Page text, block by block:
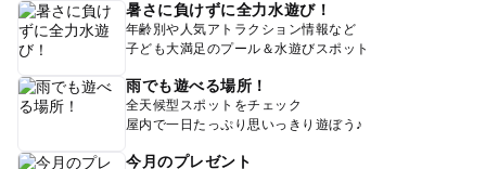
暑さに負けずに全力水遊び！
年齢別や人気アトラクション情報など
子ども大満足のプール＆水遊びスポット
雨でも遊べる場所！
全天候型スポットをチェック
屋内で一日たっぷり思いっきり遊ぼう♪
今月のプレゼント